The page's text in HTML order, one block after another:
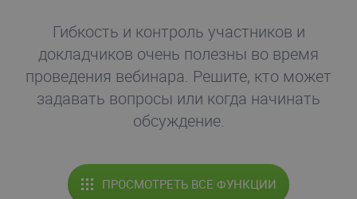
Гибкость и контроль участников и
докладчиков очень полезны во время
проведения вебинара. Решите, кто может
задавать вопросы или когда начинать
обсуждение.
ПРОСМОТРЕТЬ ВСЕ ФУНКЦИИ